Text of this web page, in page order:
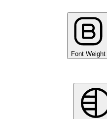
Font Weight